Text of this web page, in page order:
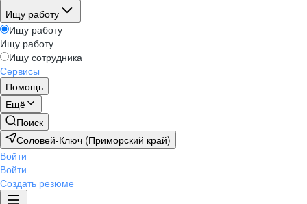
Ищу работу
Ищу работу
Ищу работу
Ищу сотрудника
Сервисы
Помощь
Ещё
Поиск
Соловей-Ключ (Приморский край)
Войти
Войти
Создать резюме